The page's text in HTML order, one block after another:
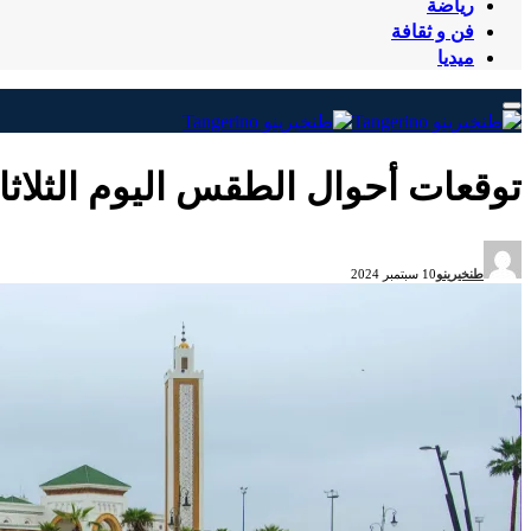
فن و ثقافة
ميديا
توقعات أحوال الطقس اليوم
طنخيرينو10 سبتمبر 2024